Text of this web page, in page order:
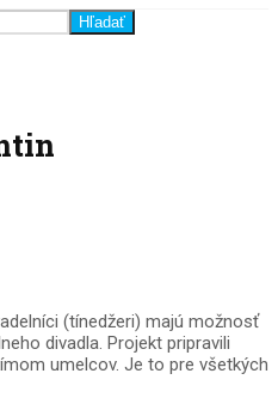
Hľadať
(tínedžeri) majú možnosť
divadla. Projekt pripravili
umelcov. Je to pre všetkých